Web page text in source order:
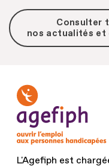
Consulter
nos actualités et
L'Agefiph est